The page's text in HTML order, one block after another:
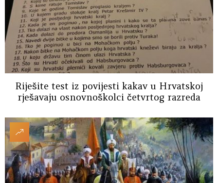
Riješite test iz povijesti kakav u Hrvatskoj
rješavaju osnovnoškolci četvrtog razreda